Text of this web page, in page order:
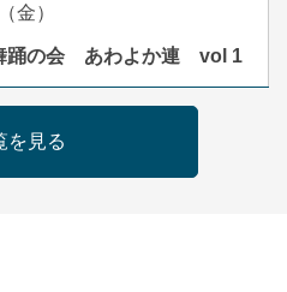
金）
踊の会 あわよか連 vol 1
（9時30分開場）
日3,000円
を見る